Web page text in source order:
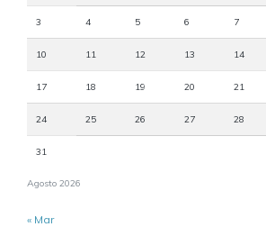
Agosto 2026
3 4 5 6 7
10 11 12 13 14
17 18 19 20 21
24 25 26 27 28
31
« Mar